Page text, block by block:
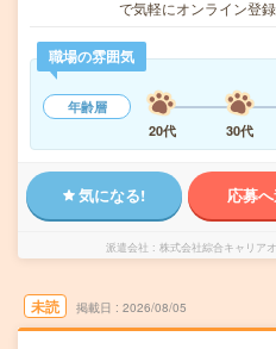
で気軽にオンライン登
職場の雰囲気
年齢層
20代
30代
気になる! 応募
派遣会社 株式会社綜合キャリア
未読 掲載日 2026/08/05